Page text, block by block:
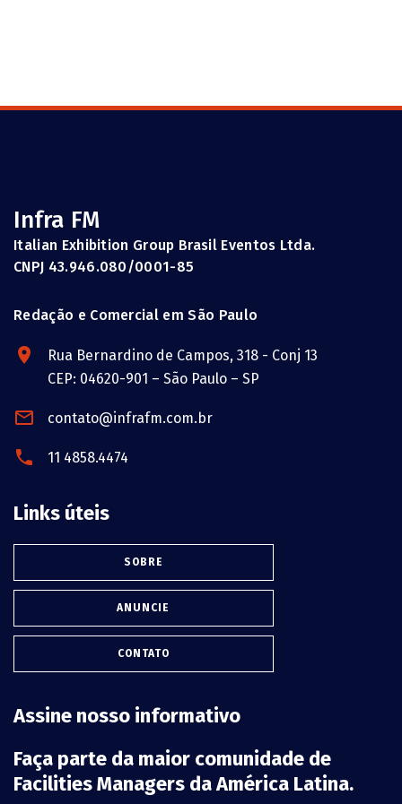
Infra FM
Italian Exhibition Group Brasil Eventos Ltda.
CNPJ 43.946.080/0001-85
Redação e Comercial em São Paulo
Rua Bernardino de Campos, 318 - Conj 13
CEP: 04620-901 – São Paulo – SP
contato@infrafm.com.br
11 4858.4474
Links úteis
SOBRE
ANUNCIE
CONTATO
Assine nosso informativo
Faça parte da maior comunidade de
Facilities Managers da América Latina.